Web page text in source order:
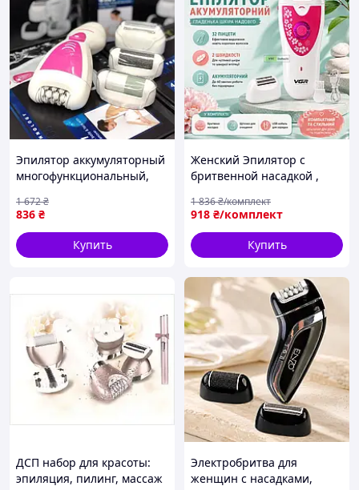
Эпилятор аккумуляторный
многофункциональный,
женский беспроводной
эпилятор, Триммер для
бритья женский, MTS
836 ₴
1 672₴
Купить
Женский Эпилятор с
бритвенной насадкой ,
аккумуляторный ,
Эпилятор с двумя
скоростями , EWD
918 ₴/комплект
1 836₴/комплект
Купить
ДСП набор для красоты:
эпиляция, пилинг, массаж
Электробритва для
женщин с насадками,